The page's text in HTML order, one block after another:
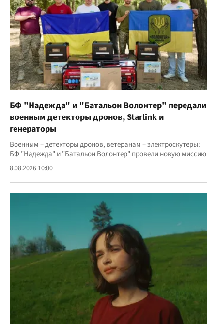
БФ "Надежда" и "Батальон Волонтер" передали
военным детекторы дронов, Starlink и
генераторы
Военным – детекторы дронов, ветеранам – электроскутеры:
БФ "Надежда" и "Батальон Волонтер" провели новую миссию
8.08.2026 10:00